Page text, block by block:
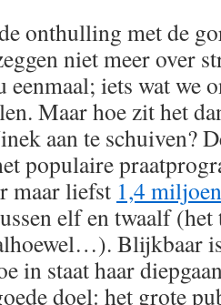
onthulling met de
niet meer over
eenmaal; iets wat we
Maar hoe zit het
aan te schuiven?
populaire
maar liefst 1,4
elf en twaalf
Blijkbaar
in staat haar
doel: het grote